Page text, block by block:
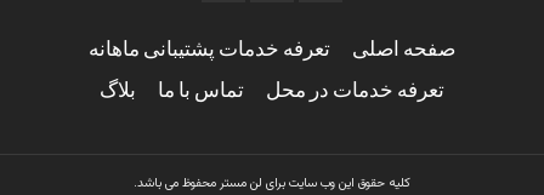
صفحه اصلی تعرفه خدمات پشتیبانی ماهانه
تعرفه خدمات در محل تماس با ما بلاگ
کلیه حقوق این وب سایت برای لن مستر محفوظ می باشد.